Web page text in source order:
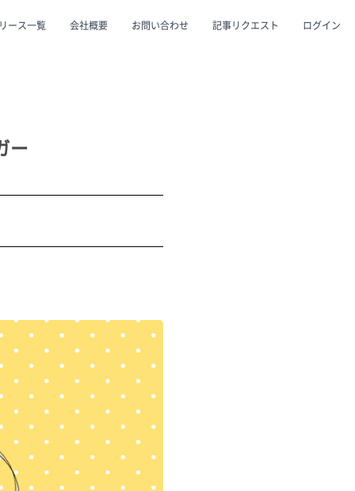
ース一覧 会社概要 お問い合わせ 記事リクエスト ログイン
ー